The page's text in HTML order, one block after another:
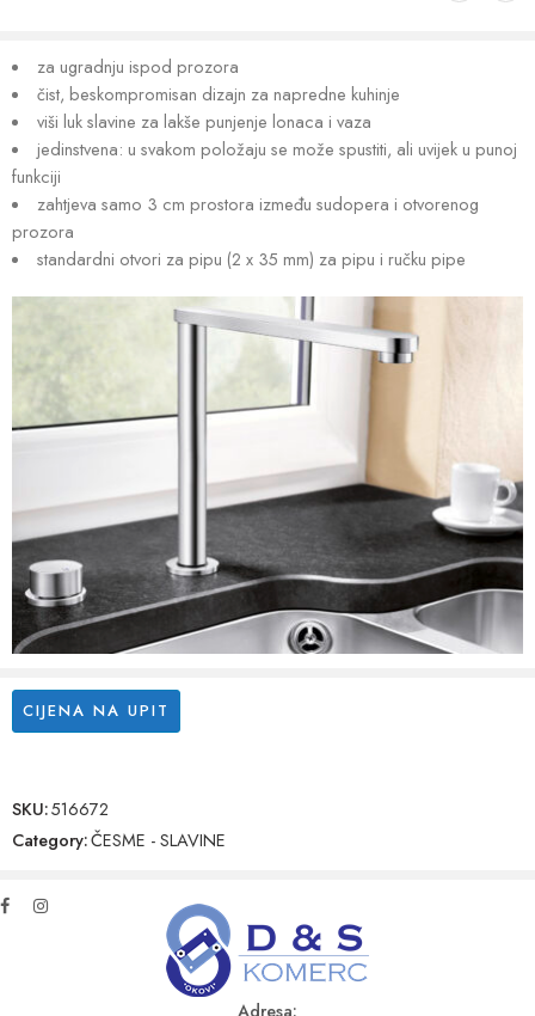
za ugradnju ispod prozora
čist, beskompromisan dizajn za napredne kuhinje
viši luk slavine za lakše punjenje lonaca i vaza
jedinstvena: u svakom položaju se može spustiti, ali uvijek u punoj
funkciji
zahtjeva samo 3 cm prostora između sudopera i otvorenog
prozora
standardni otvori za pipu (2 x 35 mm) za pipu i ručku pipe
CIJENA NA UPIT
SKU:516672
Category:ČESME - SLAVINE
Adresa: